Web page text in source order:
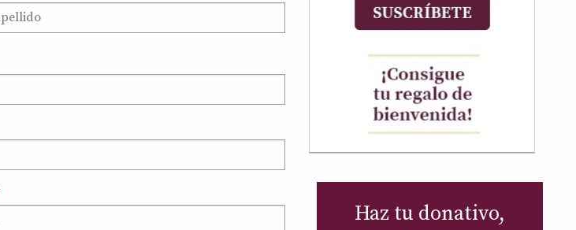
Haz tu donativo,